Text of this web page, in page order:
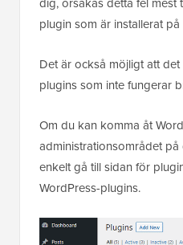
plugin som är installerat
Det är också möjligt att
plugins som inte fungerar
Om du kan komma åt
administrationsområdet
enkelt gå till sidan för
WordPress-plugins.